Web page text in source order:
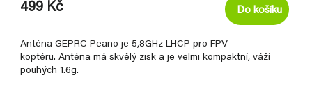
499 Kč Do košíku
Anténa GEPRC Peano je 5,8GHz LHCP pro FPV
koptéru. Anténa má skvělý zisk a je velmi kompaktní, váží
pouhých 1.6g.